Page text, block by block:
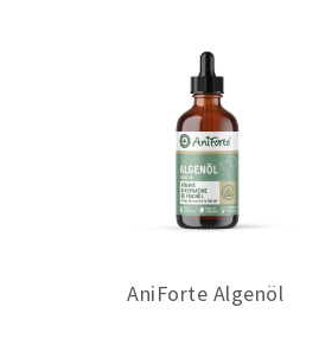
AniForte Algenöl